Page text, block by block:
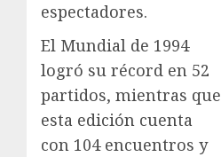
espectadores.
El Mundial de 1994
logró su récord en 52
partidos, mientras que
esta edición cuenta
con 104 encuentros y